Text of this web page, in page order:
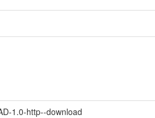
1.0-http--download